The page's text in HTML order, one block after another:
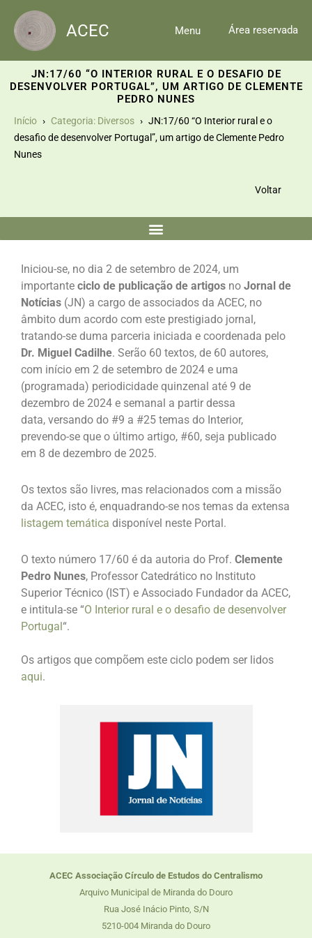
content
ACEC Menu Área reservada
JN:17/60 “O INTERIOR RURAL E O DESAFIO DE
DESENVOLVER PORTUGAL”, UM ARTIGO DE CLEMENTE
PEDRO NUNES
Início Categoria: Diversos
JN:17/60 “O Interior rural e o
desafio de desenvolver Portugal”, um artigo de Clemente Pedro
Nunes
Voltar
Iniciou-se, no dia 2 de setembro de 2024, um
importante ciclo de publicação de artigos no Jornal de
Notícias (JN) a cargo de associados da ACEC, no
âmbito dum acordo com este prestigiado jornal,
tratando-se duma parceria iniciada e coordenada pelo
Dr. Miguel Cadilhe. Serão 60 textos, de 60 autores,
com início em 2 de setembro de 2024 e uma
(programada) periodicidade quinzenal até 9 de
dezembro de 2024 e semanal a partir dessa
data, versando do #9 a #25 temas do Interior,
prevendo-se que o último artigo, #60, seja publicado
em 8 de dezembro de 2025.
Os textos são livres, mas relacionados com a missão
da ACEC, isto é, enquadrando-se nos temas da extensa
listagem temática disponível neste Portal.
O texto número 17/60 é da autoria do Prof. Clemente
Pedro Nunes, Professor Catedrático no Instituto
Superior Técnico (IST) e Associado Fundador da ACEC,
e intitula-se “O Interior rural e o desafio de desenvolver
Portugal “.
Os artigos que compõem este ciclo podem ser lidos
aqui.
ACEC Associação Círculo de Estudos do Centralismo
Arquivo Municipal de Miranda do Douro
Rua José Inácio Pinto, S/N
5210-004 Miranda do Douro